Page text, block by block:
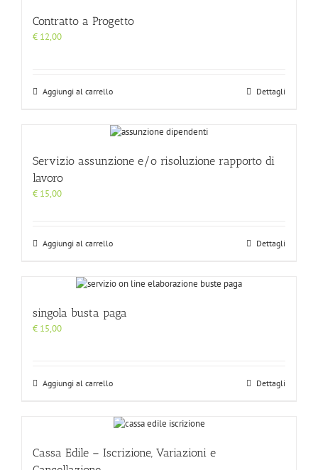
Contratto a Progetto
€ 12,00
Aggiungi al carrello Dettagli
Servizio assunzione e/o risoluzione rapporto di
lavoro
€ 15,00
Aggiungi al carrello Dettagli
singola busta paga
€ 15,00
Aggiungi al carrello Dettagli
Cassa Edile – Iscrizione, Variazioni e